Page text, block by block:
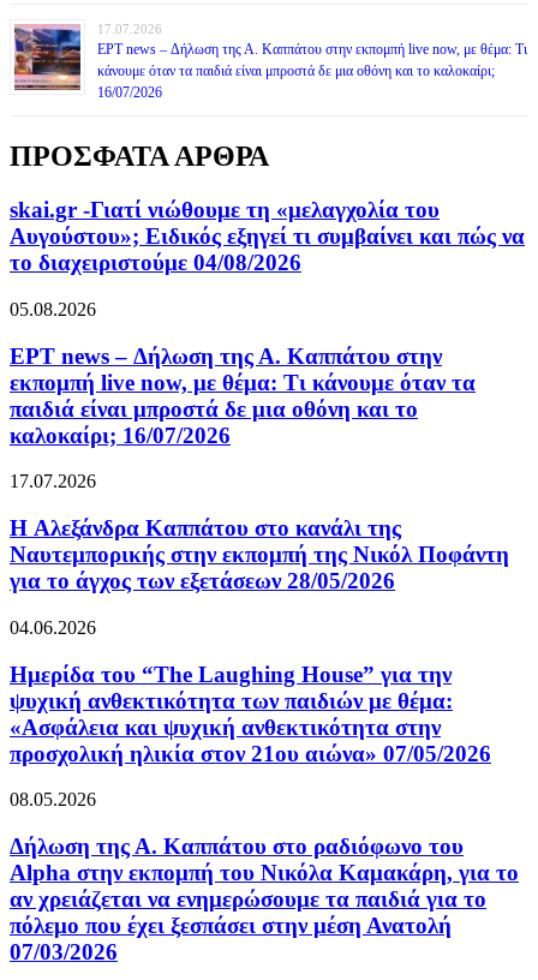
17.07.2026
ΕΡΤ news – Δήλωση της Α. Καππάτου στην εκπομπή live now, με θέμα: Τι
κάνουμε όταν τα παιδιά είναι μπροστά δε μια οθόνη και το καλοκαίρι;
16/07/2026
ΠΡΟΣΦΑΤΑ ΑΡΘΡΑ
skai.gr -Γιατί νιώθουμε τη «μελαγχολία του
Αυγούστου»; Ειδικός εξηγεί τι συμβαίνει και πώς να
το διαχειριστούμε 04/08/2026
05.08.2026
ΕΡΤ news – Δήλωση της Α. Καππάτου στην
εκπομπή live now, με θέμα: Τι κάνουμε όταν τα
παιδιά είναι μπροστά δε μια οθόνη και το
καλοκαίρι; 16/07/2026
17.07.2026
H Αλεξάνδρα Καππάτου στο κανάλι της
Ναυτεμπορικής στην εκπομπή της Νικόλ Ποφάντη
για το άγχος των εξετάσεων 28/05/2026
04.06.2026
Ημερίδα του “The Laughing House” για την
ψυχική ανθεκτικότητα των παιδιών με θέμα:
«Ασφάλεια και ψυχική ανθεκτικότητα στην
προσχολική ηλικία στον 21ου αιώνα» 07/05/2026
08.05.2026
Δήλωση της Α. Καππάτου στο ραδιόφωνο του
Alpha στην εκπομπή του Νικόλα Καμακάρη, για το
αν χρειάζεται να ενημερώσουμε τα παιδιά για το
πόλεμο που έχει ξεσπάσει στην μέση Ανατολή
07/03/2026